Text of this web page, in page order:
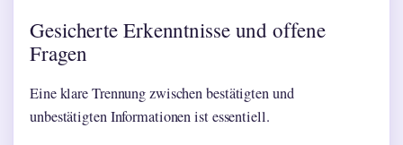
Gesicherte Erkenntnisse und offene
Fragen
Eine klare Trennung zwischen bestätigten und
unbestätigten Informationen ist essentiell.